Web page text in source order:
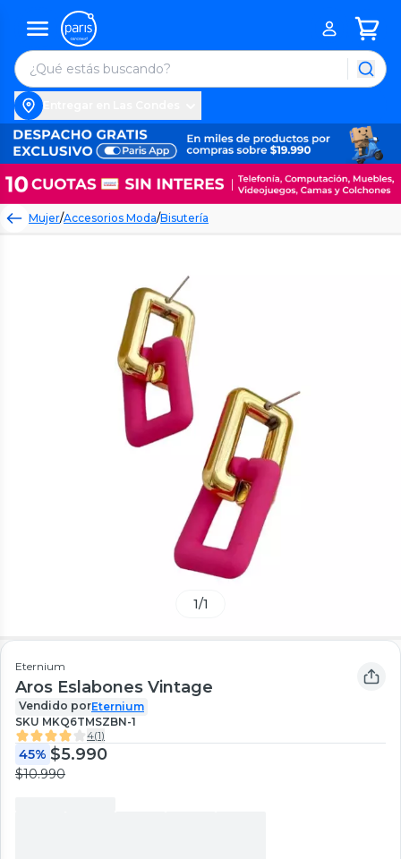
Mujer/Accesorios Moda/Bisutería
1/1
Eternium
Aros Eslabones Vintage
Vendido porEternium
SKU MKQ6TMSZBN-1
4(1)
45% $5.990
$10.990